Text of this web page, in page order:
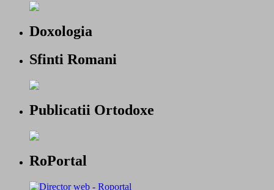
Doxologia
Sfinti Romani
Publicatii Ortodoxe
RoPortal